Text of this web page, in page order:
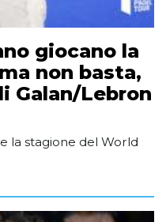
giocano la
non basta,
Galan/Lebron
la stagione del World